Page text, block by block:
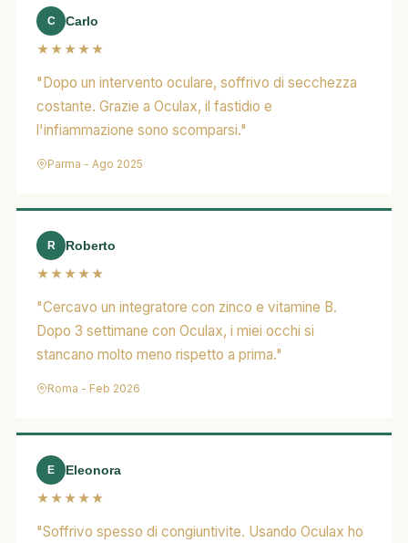
C
Carlo
★★★★★
"Dopo un intervento oculare, soffrivo di secchezza
costante. Grazie a Oculax, il fastidio e
l'infiammazione sono scomparsi."
Parma - Ago 2025
R
Roberto
★★★★★
"Cercavo un integratore con zinco e vitamine B.
Dopo 3 settimane con Oculax, i miei occhi si
stancano molto meno rispetto a prima."
Roma - Feb 2026
E
Eleonora
★★★★★
"Soffrivo spesso di congiuntivite. Usando Oculax ho